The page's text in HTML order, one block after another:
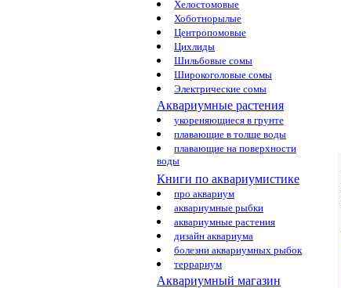
Хелостомовые
Хоботнорылые
Центропомовые
Цихлиды
Шильбовые сомы
Широкоголовые сомы
Электрические сомы
Аквариумные растения
укореняющиеся в грунте
плавающие в толще воды
плавающие на поверхности
воды
Книги по аквариумистике
про аквариум
аквариумные рыбки
аквариумные растения
дизайн аквариума
болезни аквариумных рыбок
террариум
Аквариумный магазин